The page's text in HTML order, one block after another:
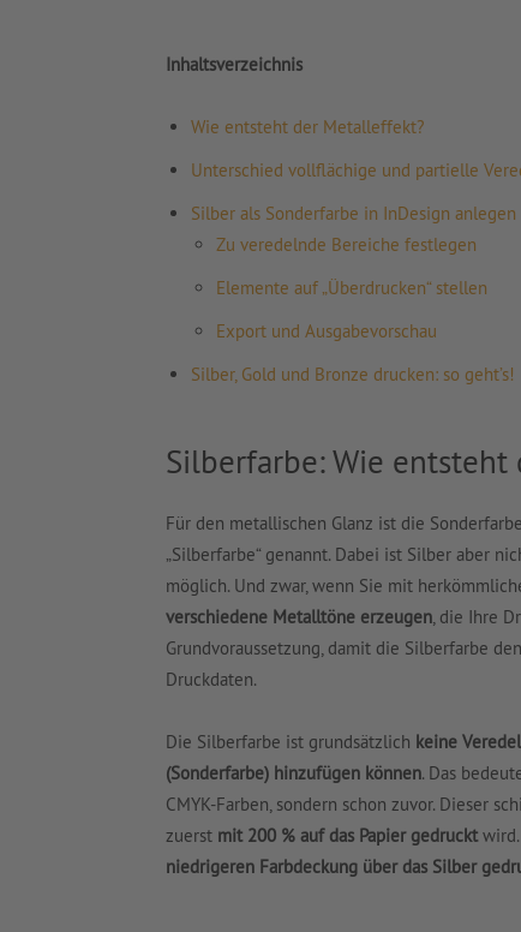
Inhaltsverzeichnis
Wie entsteht der Metalleffekt?
Unterschied vollflächige und partielle
Silber als Sonderfarbe in InDesign anlegen
Zu veredelnde Bereiche festlegen
Elemente auf „Überdrucken“ stellen
Export und Ausgabevorschau
Silber, Gold und Bronze drucken: so geht’s!
Silberfarbe: Wie
Für den metallischen Glanz ist die
„Silberfarbe“ genannt. Dabei ist Silber aber
möglich. Und zwar, wenn Sie mit
verschiedene Metalltöne erzeugen, die Ihre
Grundvoraussetzung, damit die Silberfarbe
Druckdaten.
Die Silberfarbe ist grundsätzlich keine
(Sonderfarbe) hinzufügen können. Das
CMYK-Farben, sondern schon zuvor. Dieser
zuerst mit 200 % auf das Papier gedruckt
niedrigeren Farbdeckung über das Silber